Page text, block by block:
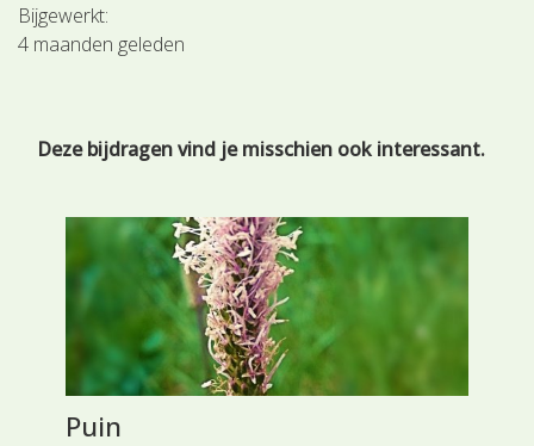
Bijgewerkt:
4 maanden geleden
Deze bijdragen vind je misschien ook interessant.
Puin